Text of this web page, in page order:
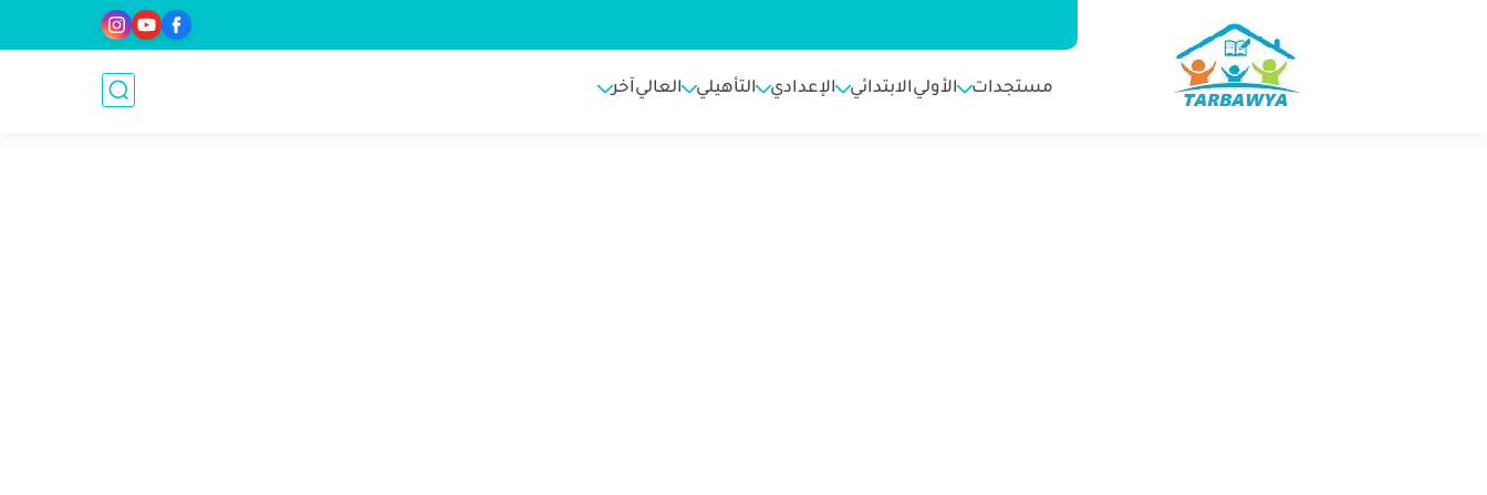
مستجدات الأوليالابتدائي الإعدادي التأهيلي العاليآخر